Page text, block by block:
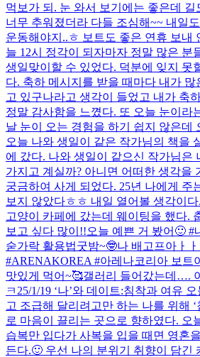
먹보가 되. 눈 와서 보기에는 좋은데 길
너무 추워졌더라 다들 조심해~~ 내일
운동해야지..ㅎ 보트도 좋은 연휴 보내
늘 12시 정각이 되자마자 정말 많은 분
생일맞이할 수 있었다. 덕분에 잊지 못
다. 축하 메시지를 받을 때마다 내가
고 있구나라고 생각이 들었고 내가 축
정말 감사함을 느꼈다. 또 오늘 눈이라
날 눈이 오는 경험을 하기 쉽지 않은데
오늘 나와 생일이 같은 작가님의 책을
에 갔다. 나와 생일이 같으신 작가님은
가지고 계실까? 아니면 어떠한 생각을
궁금하여 사게 되었다. 25년 나에게 주
보지 않았다ㅎㅎ 내일 열어볼 생각이
고양이 카페에 갔는데 웨이팅을 했다.
보고 싶다 많이!!오늘 예쁜 거 봤어🙂 #
숟가락 활용법굿밤~🤓나 배고프아ㅏ
#ARENAKOREA #아레나코리아 보트
맛있게 먹어~🥰갤러리 들어갔는데….
ㅋ 25/1/19 ‘나’와 데이트:침착과 여유
고 조급해 달리려고만 하는 나를 위해 ‘
로 마음이 끌리는 곳으로 향하였다. 오
습복만 입다가 사복을 입을 때면 영혼
든다.🙂 우선 나의 분위기 취향이 담긴